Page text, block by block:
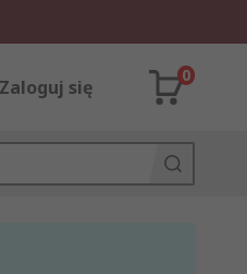
Zaloguj się
0